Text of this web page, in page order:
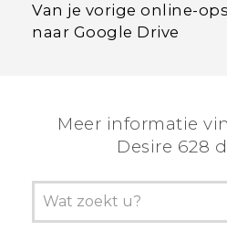
Van je vorige online-
naar Google Drive
Meer informatie
Desire 628